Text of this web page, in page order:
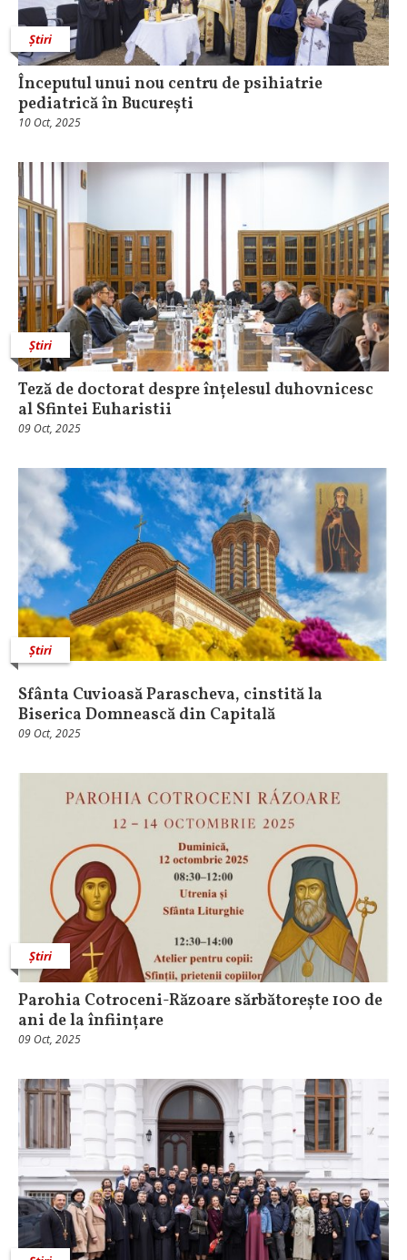
Știri
Începutul unui nou centru de psihiatrie
pediatrică în București
10 Oct, 2025
Știri
Teză de doctorat despre înțelesul duhovnicesc
al Sfintei Euharistii
09 Oct, 2025
Știri
Sfânta Cuvioasă Parascheva, cinstită la
Biserica Domnească din Capitală
09 Oct, 2025
Știri
Parohia Cotroceni-Răzoare sărbătorește 100 de
ani de la înființare
09 Oct, 2025